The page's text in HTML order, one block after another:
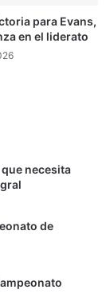
para Evans,
en el liderato
que necesita
de